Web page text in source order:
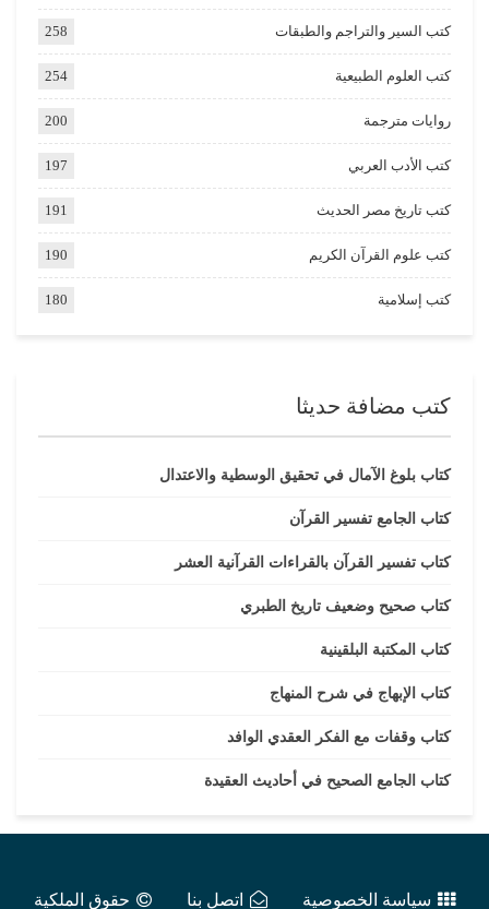
كتب السير والتراجم والطبقات 258
كتب العلوم الطبيعية 254
روايات مترجمة 200
كتب الأدب العربي 197
كتب تاريخ مصر الحديث 191
كتب علوم القرآن الكريم 190
كتب إسلامية 180
كتب مضافة حديثا
كتاب بلوغ الآمال في تحقيق الوسطية والاعتدال
كتاب الجامع تفسير القرآن
كتاب تفسير القرآن بالقراءات القرآنية العشر
كتاب صحيح وضعيف تاريخ الطبري
كتاب المكتبة البلقينية
كتاب الإبهاج في شرح المنهاج
كتاب وقفات مع الفكر العقدي الوافد
كتاب الجامع الصحيح في أحاديث العقيدة
سياسة الخصوصية اتصل بنا حقوق الملكية